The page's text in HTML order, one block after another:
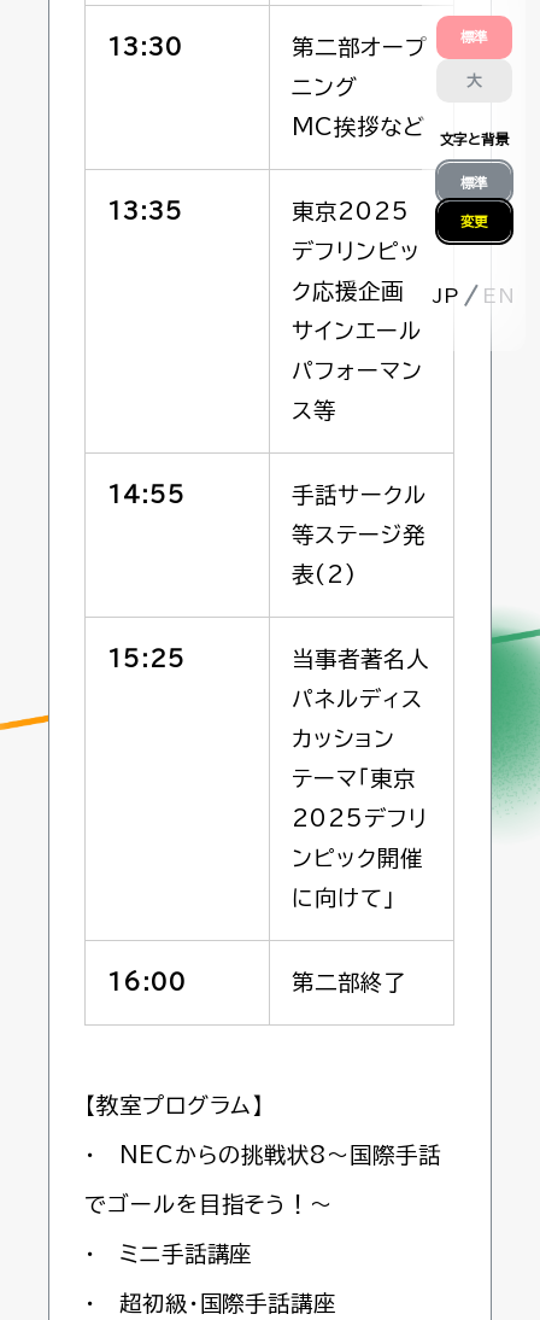
標準
大
文字と背景
標準
変更
JP EN
13:30
第二部オープ
ニング
MC挨拶など
13:35
東京2025
デフリンピッ
ク応援企画
サインエール
パフォーマン
ス等
14:55
手話サークル
等ステージ発
表(2)
15:25
当事者著名人
パネルディス
カッション
テーマ「東京
2025デフリ
ンピック開催
に向けて」
16:00 第二部終了
【教室プログラム】
・ NECからの挑戦状8～国際手話
でゴールを目指そう！～
・ ミニ手話講座
・ 超初級・国際手話講座